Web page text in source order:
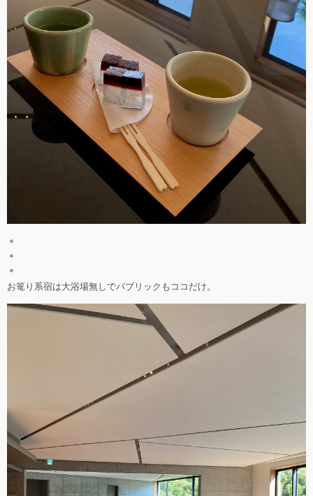
＊
＊
＊
お篭り系宿は大浴場無しでパブリックもココだけ。